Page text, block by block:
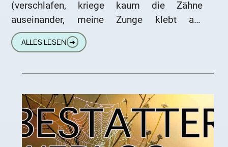
(verschlafen, kriege kaum die Zähne
auseinander, meine Zunge klebt am
Gaumen): „Grüß Gott Frau Kunze, was
ALLES LESEN ➔